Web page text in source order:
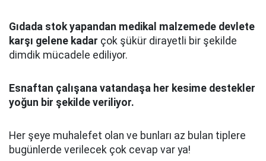
Gıdada stok yapandan medikal malzemede devlete
karşı gelene kadar çok şükür dirayetli bir şekilde
dimdik mücadele ediliyor.
Esnaftan çalışana vatandaşa her kesime destekler
yoğun bir şekilde veriliyor.
Her şeye muhalefet olan ve bunları az bulan tiplere
bugünlerde verilecek çok cevap var ya!